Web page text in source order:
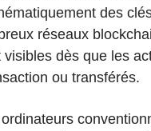
des
réseaux
visibles dès que les
ou transférés.